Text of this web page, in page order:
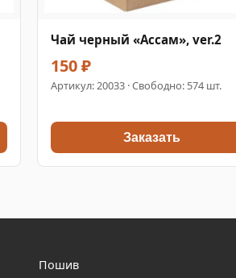
Чай черный «Ассам», ver.2
150 ₽
Артикул:20033 · Свободно: 574 шт.
Заказать
Пошив